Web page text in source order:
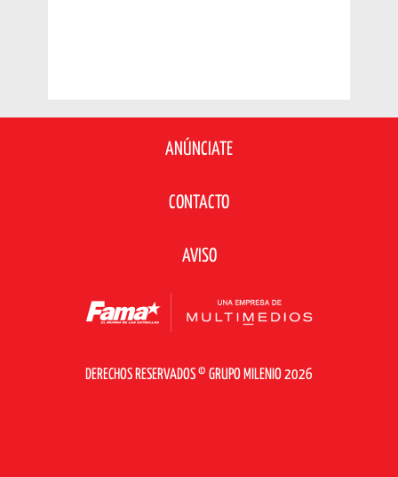
ANÚNCIATE
CONTACTO
AVISO
DERECHOS RESERVADOS © GRUPO MILENIO 2026